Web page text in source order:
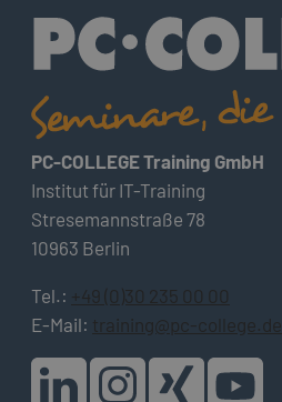
PC-COLLEGE Training GmbH
Institut für IT-Training
Stresemannstraße 78
10963 Berlin
Tel.: +49 (0)30 235 00 00
E-Mail: training@pc-college.de